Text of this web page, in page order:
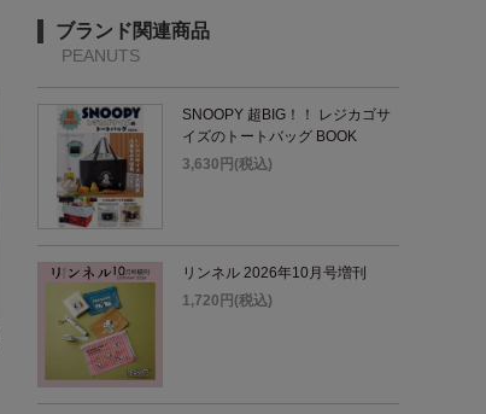
ブランド関連商品
PEANUTS
SNOOPY 超BIG！！ レジカゴサ
イズのトートバッグ BOOK
3,630円(税込)
リンネル 2026年10月号増刊
1,720円(税込)